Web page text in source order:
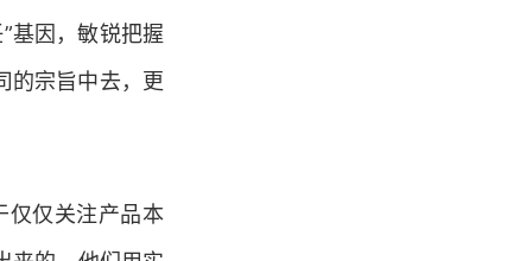
基因，敏锐把握
的宗旨中去，更
仅仅关注产品本